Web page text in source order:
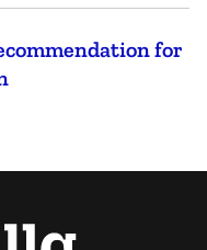
for